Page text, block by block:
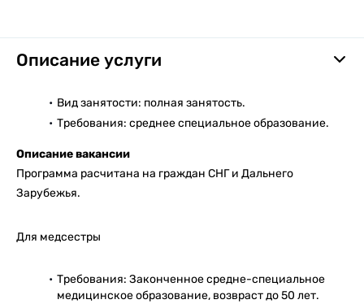
Описание услуги
Вид занятости: полная занятость.
Требования: среднее специальное образование.
Описание вакансии
Программа расчитана на граждан СНГ и Дальнего
Зарубежья.
Для медсестры
Требования: Законченное средне-специальное
медицинское образование, возвраст до 50 лет.